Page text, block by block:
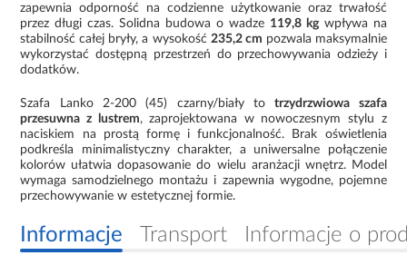
zapewnia odporność na codzienne użytkowanie oraz trwałość
przez długi czas. Solidna budowa o wadze 119,8 kgwpływa na
stabilność całej bryły, a wysokość 235,2 cm pozwala maksymalnie
wykorzystać dostępną przestrzeń do przechowywania odzieży i
dodatków.
Szafa Lanko 2-200 (45) czarny/biały totrzydrzwiowa szafa
przesuwna z lustrem, zaprojektowana w nowoczesnym stylu z
naciskiem na prostą formę i funkcjonalność. Brak oświetlenia
podkreśla minimalistyczny charakter, a uniwersalne połączenie
kolorów ułatwia dopasowanie do wielu aranżacji wnętrz. Model
wymaga samodzielnego montażu i zapewnia wygodne, pojemne
przechowywanie w estetycznej formie.
Informacje Transport Informacje o